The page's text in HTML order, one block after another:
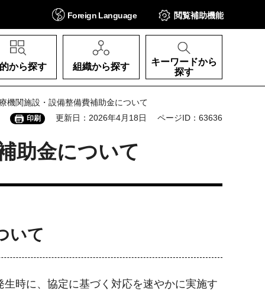
Foreign Language 閲覧補助機能
から探す 組織から探す
キーワードから
探す
機関施設・設備整備費補助金について
印刷 更新日：2026年4月18日 ページID：63636
助金について
いて
時に、協定に基づく対応を速やかに実施す